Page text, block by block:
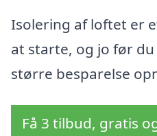
Isolering af loftet er
at starte, og jo før
større besparelse
Få 3 tilbud, gratis